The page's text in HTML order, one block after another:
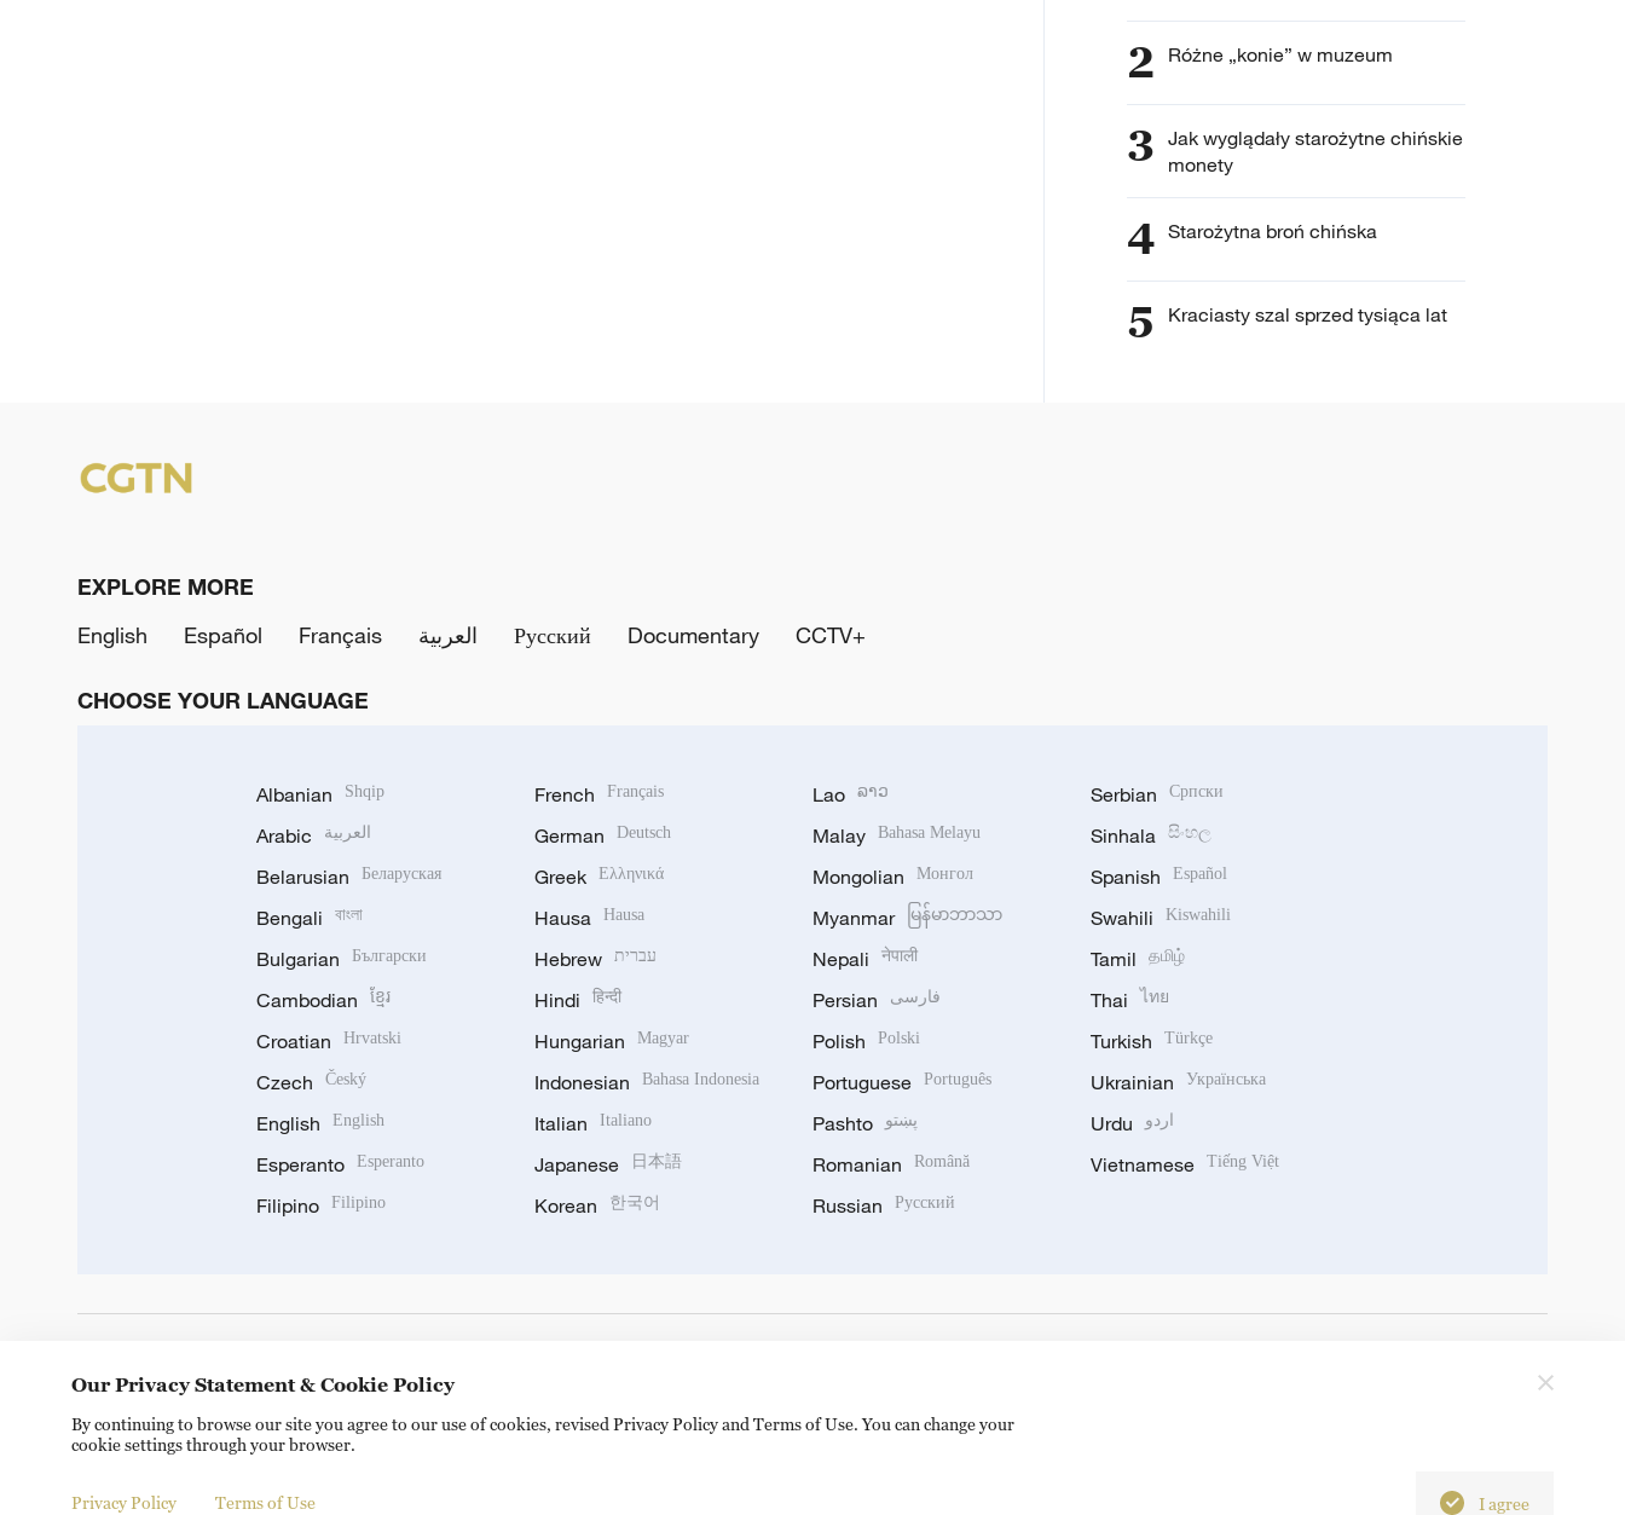
2 Różne „konie” w muzeum
3 Jak wyglądały starożytne chińskie
monety
4 Starożytna broń chińska
5 Kraciasty szal sprzed tysiąca lat
EXPLORE MORE
English
Español Français العربية Русский Documentary CCTV+
CHOOSE YOUR LANGUAGE
Albanian Shqip
Arabic العربية
Belarusian Беларуская
Bengali বাংলা
Bulgarian Български
Cambodian ខ្មែរ
Croatian Hrvatski
Czech Český
English English
Esperanto Esperanto
Filipino Filipino
French Français
German Deutsch
Greek Ελληνικά
Hausa Hausa
Hebrew עברית
Hindi हिन्दी
Hungarian Magyar
Indonesian Bahasa Indonesia
Italian Italiano
Japanese 日本語
Korean 한국어
Lao ລາວ
Malay Bahasa Melayu
Mongolian Монгол
Myanmar မြန်မာဘာသာ
Nepali नेपाली
Persian فارسی
Polish Polski
Portuguese Português
Pashto پښتو
Romanian Română
Russian Русский
Serbian Српски
Sinhala සිංහල
Spanish Español
Swahili Kiswahili
Tamil தமிழ்
Thai ไทย
Turkish Türkçe
Ukrainian Українська
Urdu اردو
Vietnamese Tiếng Việt
Copyright © 2024 CGTN. 京ICP备20000184号
Our Privacy Statement & Cookie Policy
By continuing to browse our site you agree to our use of cookies, revised Privacy Policy and Terms of Use. You can change your
cookie settings through your browser.
Privacy Policy Terms of Use I agree